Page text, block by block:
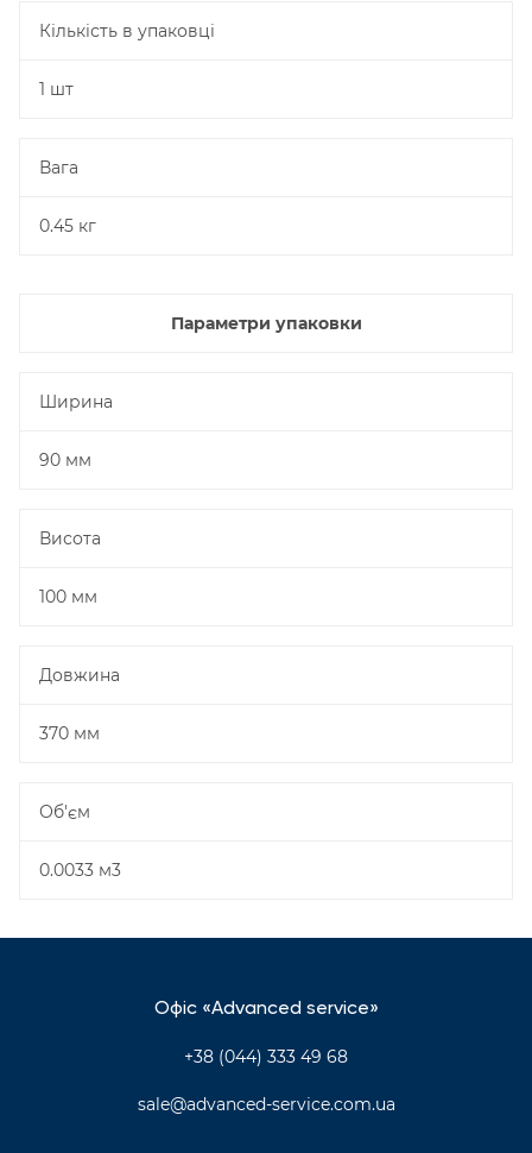
Кількість в упаковці
1 шт
Вага
0.45 кг
Параметри упаковки
Ширина
90 мм
Висота
100 мм
Довжина
370 мм
Об'єм
0.0033 м3
Офіс «Advanced service»
+38 (044) 333 49 68
sale@advanced-service.com.ua